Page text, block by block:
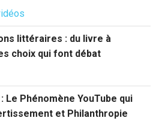
littéraires : du livre à
choix qui font débat
Le Phénomène YouTube qui
et Philanthropie